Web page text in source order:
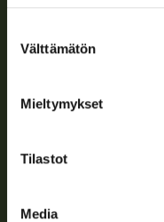
valinta
Välttämätön
Mieltymykset
Tilastot
Media
Suomen riistakeskus
riistanhoitoyhdistysten
hallintotehtävistä.